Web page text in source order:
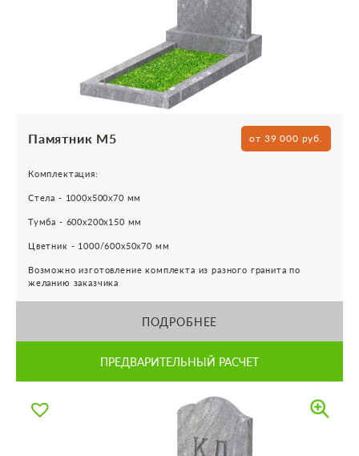
Памятник М5 от 39 000 руб.
Комплектация:
Стела - 1000х500х70 мм
Тумба - 600х200х150 мм
Цветник - 1000/600х50х70 мм
Возможно изготовление комплекта из разного гранита по
желанию заказчика
ПОДРОБНЕЕ
ПРЕДВАРИТЕЛЬНЫЙ РАСЧЕТ